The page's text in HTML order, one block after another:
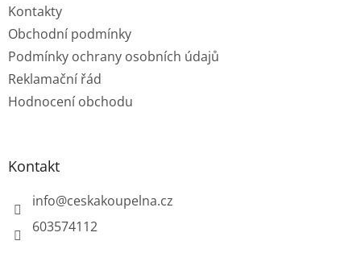
Kontakty
Obchodní podmínky
Podmínky ochrany osobních údajů
Reklamační řád
Hodnocení obchodu
Kontakt
info@ceskakoupelna.cz
603574112